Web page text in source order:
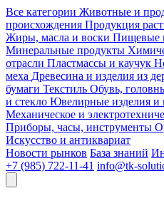
Все категории Животные и
происхождения Продукция
Жиры, масла и воски Пищевые
Минеральные продукты
отрасли Пластмассы и каучук
меха Древесина и изделия из
бумаги Текстиль Обувь,
и стекло Ювелирные изделия и
Механическое и
Приборы, часы, инструменты
Искусство и антиквариат
Новости рынков База знаний
+7 (985) 722-11-41 info@tk-